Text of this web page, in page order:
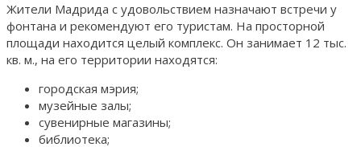
Жители Мадрида с удовольствием назначают встречи у
фонтана и рекомендуют его туристам. На просторной
площади находится целый комплекс. Он занимает 12 тыс.
кв. м., на его территории находятся:
городская мэрия;
музейные залы;
сувенирные магазины;
библиотека;